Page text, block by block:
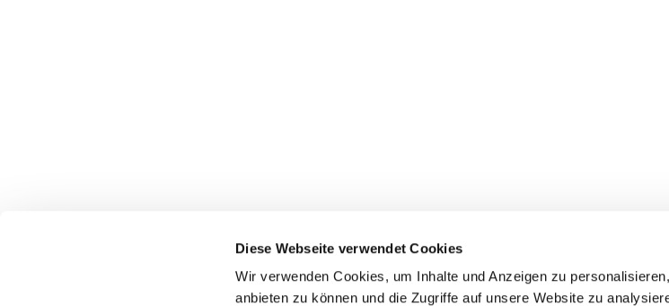
Diese Webseite verwendet Cookies
Wir verwenden Cookies, um Inhalte und Anzeigen zu
anbieten zu können und die Zugriffe auf unsere Website zu